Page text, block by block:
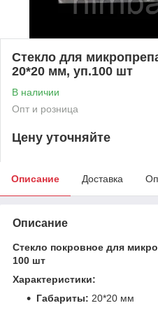
Стекло для
20*20 мм, уп.100 шт
В наличии
Опт и розница
Цену уточняйте
Описание Доставка
Описание
Стекло покровное для
100 шт
Характеристики:
Габариты: 20*20 мм